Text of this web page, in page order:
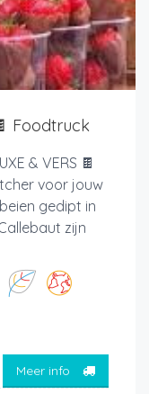
Foodtruck
& VERS 🍫
voor jouw
gedipt in
zijn
Meer info